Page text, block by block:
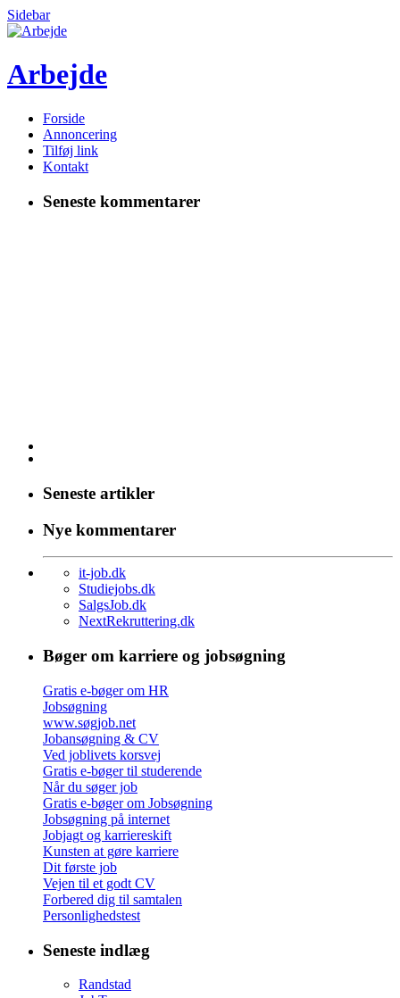
Sidebar
Arbejde
Forside
Annoncering
Tilføj link
Kontakt
Seneste kommentarer
Seneste artikler
Nye kommentarer
it-job.dk
Studiejobs.dk
SalgsJob.dk
NextRekruttering.dk
Bøger om karriere og jobsøgning
Gratis e-bøger om HR
Jobsøgning
www.søgjob.net
Jobansøgning & CV
Ved joblivets korsvej
Gratis e-bøger til studerende
Når du søger job
Gratis e-bøger om Jobsøgning
Jobsøgning på internet
Jobjagt og karriereskift
Kunsten at gøre karriere
Dit første job
Vejen til et godt CV
Forbered dig til samtalen
Personlighedstest
Seneste indlæg
Randstad